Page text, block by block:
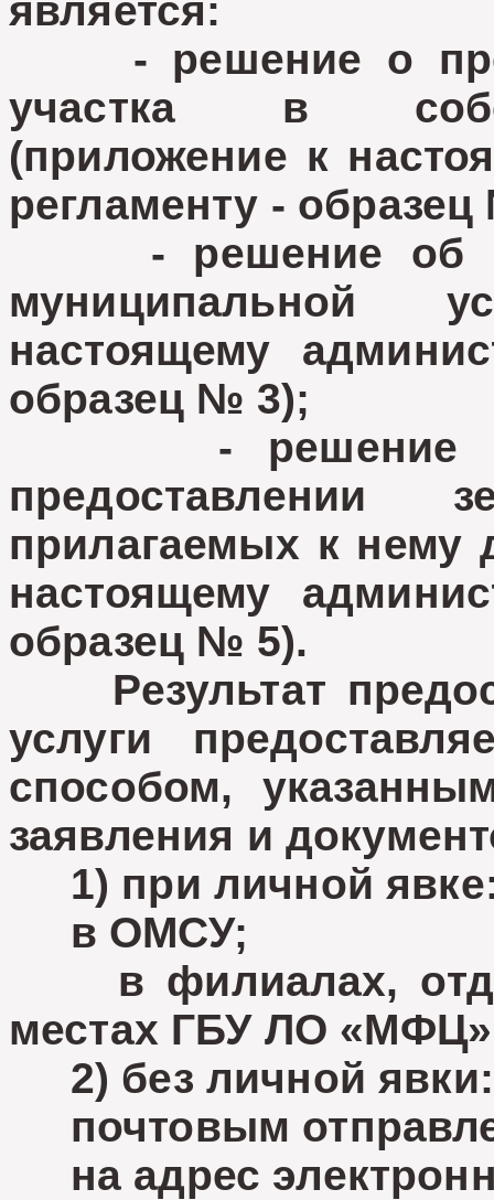
является:
- решение о
участка в
(приложение к
регламенту -
- решение об
муниципальной
настоящему
образец № 3);
- решение о
предоставлении
прилагаемых к нему
настоящему
образец № 5).
Результат
услуги
способом,
заявления и
1) при личной
в ОМСУ;
в филиалах,
местах ГБУ ЛО
2) без личной явки:
почтовым
на адрес